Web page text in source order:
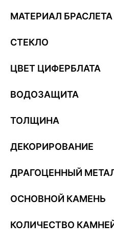
МАТЕРИАЛ БРАСЛЕТА
СТЕКЛО
ЦВЕТ ЦИФЕРБЛАТА
ВОДОЗАЩИТА
ТОЛЩИНА
ДЕКОРИРОВАНИЕ
ДРАГОЦЕННЫЙ
ОСНОВНОЙ КАМЕНЬ
КОЛИЧЕСТВО